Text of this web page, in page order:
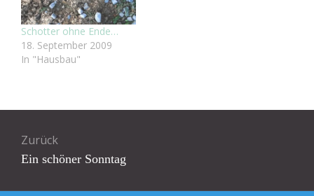
Schotter ohne Ende…
18. September 2009
In "Hausbau"
Zurück
Vorheriger
Ein schöner Sonntag